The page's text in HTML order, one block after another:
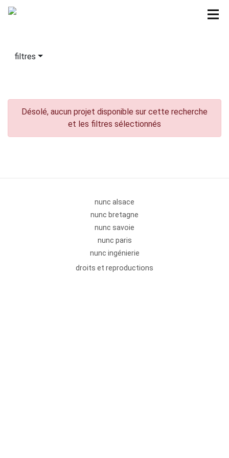
filtres
Désolé, aucun projet disponible sur cette recherche
et les filtres sélectionnés
nunc alsace
nunc bretagne
nunc savoie
nunc paris
nunc ingénierie
droits et reproductions